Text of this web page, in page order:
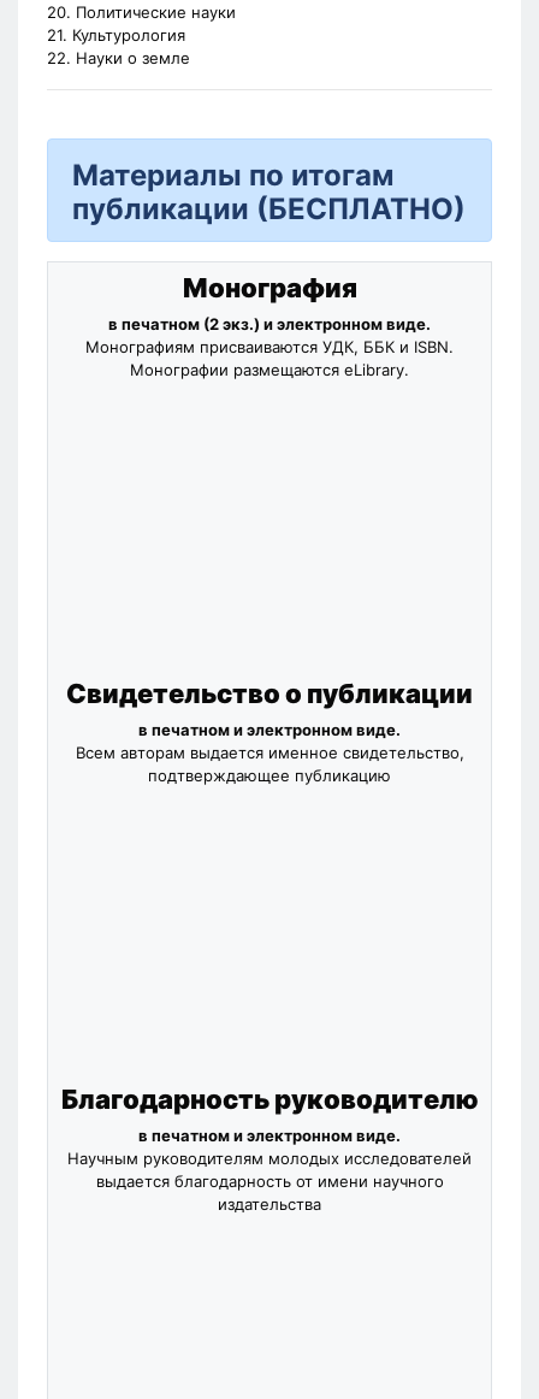
20. Политические науки
21. Культурология
22. Науки о земле
Материалы по итогам
публикации (БЕСПЛАТНО)
Монография
в печатном (2 экз.) и электронном виде.
Монографиям присваиваются УДК, ББК и ISBN.
Монографии размещаются eLibrary.
Свидетельство о публикации
в печатном и электронном виде.
Всем авторам выдается именное свидетельство,
подтверждающее публикацию
Благодарность руководителю
в печатном и электронном виде.
Научным руководителям молодых исследователей
выдается благодарность от имени научного
издательства